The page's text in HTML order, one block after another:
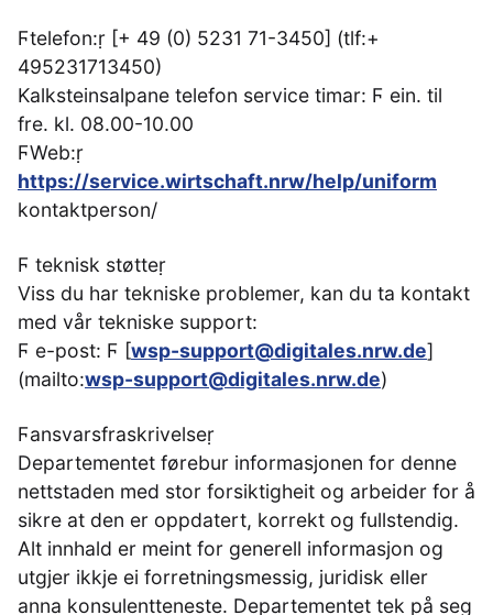
Ϝtelefon:ṛ [+ 49 (0) 5231 71-3450] (tlf:+
495231713450)
Kalksteinsalpane telefon service timar: Ϝ ein. til
fre. kl. 08.00-10.00
ϜWeb:ṛ
https://service.wirtschaft.nrw/help/uniform
kontaktperson/
Ϝ teknisk støtteṛ
Viss du har tekniske problemer, kan du ta kontakt
med vår tekniske support:
Ϝ e-post: Ϝ [wsp-support@digitales.nrw.de]
(mailto:wsp-support@digitales.nrw.de)
Ϝansvarsfraskrivelseṛ
Departementet førebur informasjonen for denne
nettstaden med stor forsiktigheit og arbeider for å
sikre at den er oppdatert, korrekt og fullstendig.
Alt innhald er meint for generell informasjon og
utgjer ikkje ei forretningsmessig, juridisk eller
anna konsulentteneste. Departementet tek på seg